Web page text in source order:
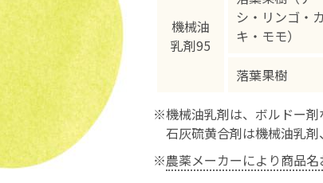
機械油
乳剤95
シ・リンゴ・カ
キ・モモ）
落葉果樹
※機械油乳剤は、ボルドー剤
石灰硫黄合剤は機械油乳
※農薬メーカーにより商品